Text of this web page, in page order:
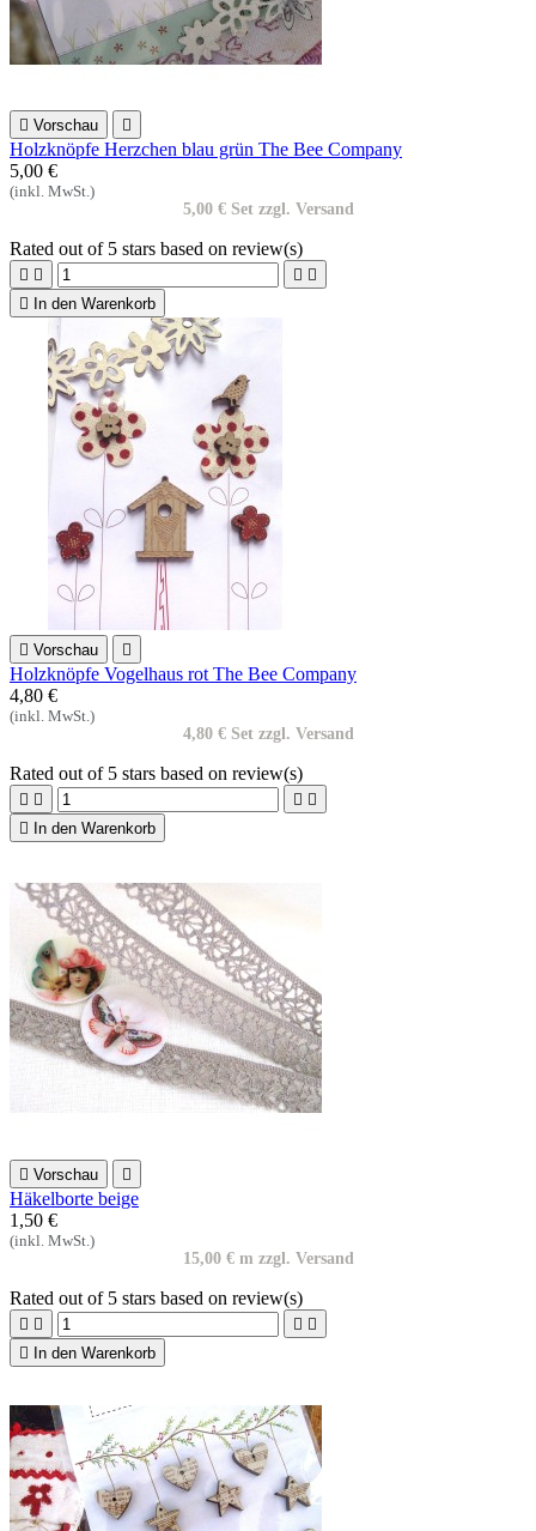
 Vorschau 
Holzknöpfe Herzchen blau grün The Bee Company
5,00 €
(inkl. MwSt.)
5,00 € Set zzgl. Versand
Rated out of 5 stars based on review(s)
   

In den Warenkorb
 Vorschau 
Holzknöpfe Vogelhaus rot The Bee Company
4,80 €
(inkl. MwSt.)
4,80 € Set zzgl. Versand
Rated out of 5 stars based on review(s)
   

In den Warenkorb
 Vorschau 
Häkelborte beige
1,50 €
(inkl. MwSt.)
15,00 € m zzgl. Versand
Rated out of 5 stars based on review(s)
   

In den Warenkorb